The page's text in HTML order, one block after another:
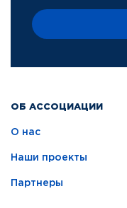
ОБ АССОЦИАЦИИ
О нас
Наши проекты
Партнеры